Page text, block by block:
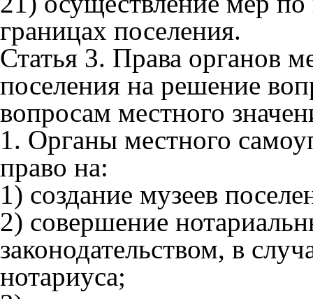
границах поселения.
Статья 3. Права органов
поселения на решение
вопросам местного
1. Органы местного
право на:
1) создание музеев
2) совершение
законодательством, в
нотариуса;